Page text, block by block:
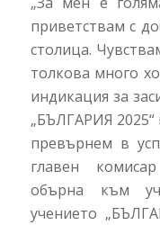
приветствам с
столица.
толкова много
индикация за
„БЪЛГАРИЯ 2025“
превърнем в
главен
обърна към
учението